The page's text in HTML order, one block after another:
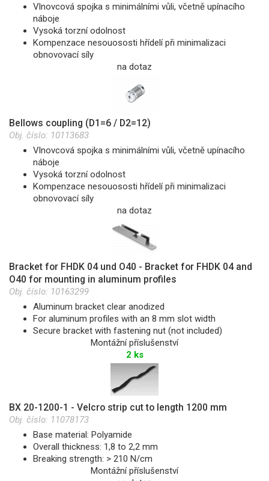
Vlnovcová spojka s minimálními vůli, včetně upínacího
náboje
Vysoká torzní odolnost
Kompenzace nesouososti hřídelí při minimalizaci
obnovovací síly
na dotaz
Bellows coupling (D1=6 / D2=12)
Obj. číslo: 10113683
Vlnovcová spojka s minimálními vůli, včetně upínacího
náboje
Vysoká torzní odolnost
Kompenzace nesouososti hřídelí při minimalizaci
obnovovací síly
na dotaz
Bracket for FHDK 04 und O40 - Bracket for FHDK 04 and
O40 for mounting in aluminum profiles
Obj. číslo: 10163299
Aluminum bracket clear anodized
For aluminum profiles with an 8 mm slot width
Secure bracket with fastening nut (not included)
Montážní příslušenství
2 ks
BX 20-1200-1 - Velcro strip cut to length 1200 mm
Obj. číslo: 11078173
Base material: Polyamide
Overall thickness: 1,8 to 2,2 mm
Breaking strength: > 210 N/cm
Montážní příslušenství